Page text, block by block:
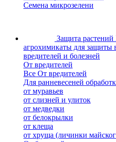
Семена микрозелени
Защита растений
агрохимикаты для защиты
вредителей и болезней
От вредителей
Все От вредителей
Для ранневесеней
от муравьев
от слизней и улиток
от медведки
от белокрылки
от клеща
от хруща (личинки